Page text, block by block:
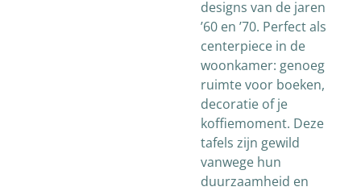
designs van de jaren
’60 en ’70. Perfect als
centerpiece in de
woonkamer: genoeg
ruimte voor boeken,
decoratie of je
koffiemoment. Deze
tafels zijn gewild
vanwege hun
duurzaamheid en